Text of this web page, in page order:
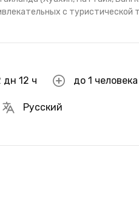
с туристической
дн 12 ч до 1 человека
Русский